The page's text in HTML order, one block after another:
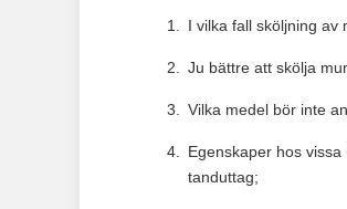
I vilka fall sköljning av
Ju bättre att skölja
Vilka medel bör inte
Egenskaper hos
tanduttag;